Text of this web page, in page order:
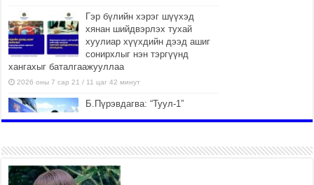
Гэр бүлийн хэрэг шүүхэд
хянан шийдвэрлэх тухай
хуулиар хүүхдийн дээд ашиг
сонирхлыг нэн тэргүүнд
хангахыг баталгаажууллаа
2026 оны 7 сар 21 / 11 цаг 42 минут
Б.Пүрэвдагва: “Туул-1”
2026 оны 7 сар 21 / 10 цаг 15 минут
НИЙСЛЭЛ, АЙМГИЙН